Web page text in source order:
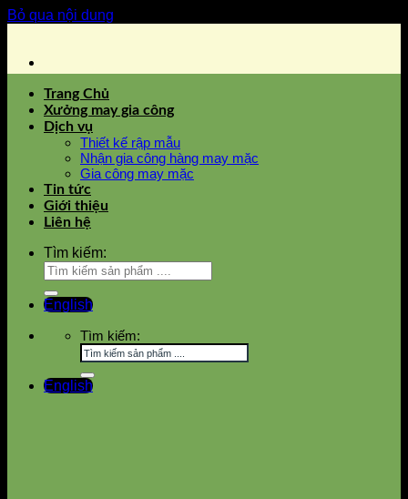
Bỏ qua nội dung
Trang Chủ
Xưởng may gia công
Dịch vụ
Thiết kế rập mẫu
Nhận gia công hàng may mặc
Gia công may mặc
Tin tức
Giới thiệu
Liên hệ
Tìm kiếm:
English
Tìm kiếm:
English